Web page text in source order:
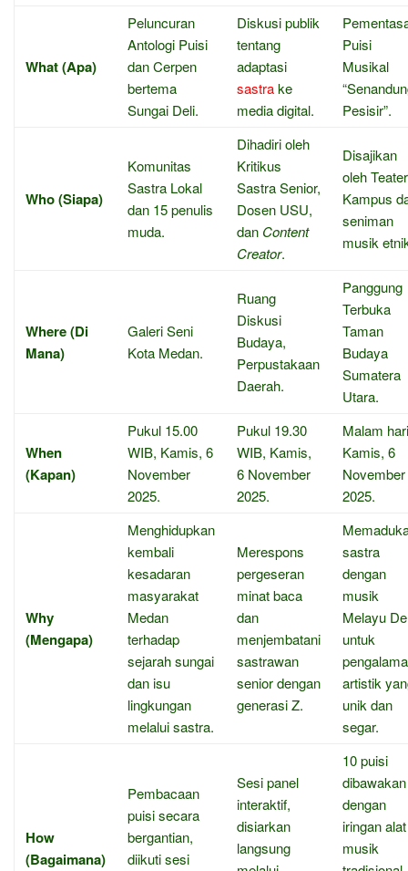
What (Apa)
Peluncuran
Antologi Puisi
dan Cerpen
bertema
Sungai Deli.
Diskusi publik
tentang
adaptasi
sastrake
media digital.
Puisi
Musikal
Pesisir”.
Who (Siapa)
Komunitas
Sastra Lokal
dan 15 penulis
muda.
Dihadiri oleh
Kritikus
Sastra Senior,
Dosen USU,
dan Content
Creator.
Disajikan
oleh Teater
Kampus
seniman
musik
Where (Di
Mana)
Galeri Seni
Kota Medan.
Ruang
Diskusi
Budaya,
Perpustakaan
Daerah.
Panggung
Terbuka
Taman
Budaya
Sumatera
Utara.
When
(Kapan)
Pukul 15.00
WIB, Kamis, 6
November
2025.
Pukul 19.30
WIB, Kamis,
6 November
2025.
Malam
Kamis, 6
November
2025.
Why
(Mengapa)
Menghidupkan
kembali
kesadaran
masyarakat
Medan
terhadap
sejarah sungai
dan isu
lingkungan
melalui sastra.
Merespons
pergeseran
minat baca
dan
menjembatani
sastrawan
senior dengan
generasi Z.
sastra
dengan
musik
Melayu
untuk
artistik
unik dan
segar.
How
(Bagaimana)
Pembacaan
puisi secara
bergantian,
diikuti sesi
Sesi panel
interaktif,
disiarkan
langsung
10 puisi
dibawakan
dengan
iringan alat
musik